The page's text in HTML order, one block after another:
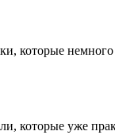
которые
которые уже